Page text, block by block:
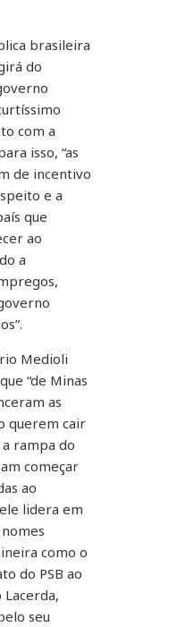
brasileira
do
com a
isso, “as
de incentivo
e a
que
ao
a
Medioli
“de Minas
as
querem cair
rampa do
começar
ao
lidera em
como o
do PSB ao
seu